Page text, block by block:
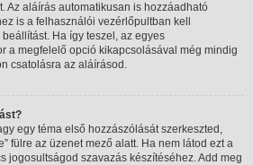
Az aláírás automatikusan is hozzáadható
is a felhasználói vezérlőpultban kell
Ha így teszel, az egyes
a megfelelő opció kikapcsolásával még mindig
csatolásra az aláírásod.
egy téma első hozzászólását szerkeszted,
fülre az üzenet mező alatt. Ha nem látod ezt a
jogosultságod szavazás készítéséhez. Add meg